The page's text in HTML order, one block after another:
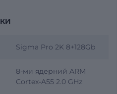
Sigma Pro 2K 8+128Gb
8-ми ядерний ARM
Cortex-A55 2.0 GHz